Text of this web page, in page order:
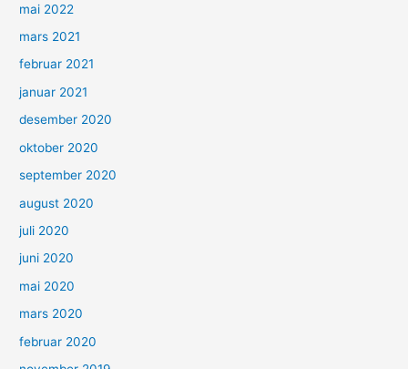
mai 2022
mars 2021
februar 2021
januar 2021
desember 2020
oktober 2020
september 2020
august 2020
juli 2020
juni 2020
mai 2020
mars 2020
februar 2020